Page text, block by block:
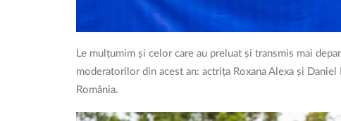
Le mulțumim și celor care au preluat și transmis mai
moderatorilor din acest an: actrița Roxana Alexa și
România.